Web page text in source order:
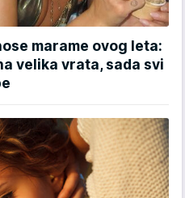
marame ovog leta:
velika vrata, sada svi